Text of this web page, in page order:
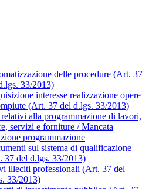
delle procedure (Art. 37
33/2013)
interesse realizzazione opere
(Art. 37 del d.lgs. 33/2013)
alla programmazione di lavori,
servizi e forniture / Mancata
programmazione
sul sistema di qualificazione
37 del d.lgs. 33/2013)
illeciti professionali (Art. 37 del
33/2013)